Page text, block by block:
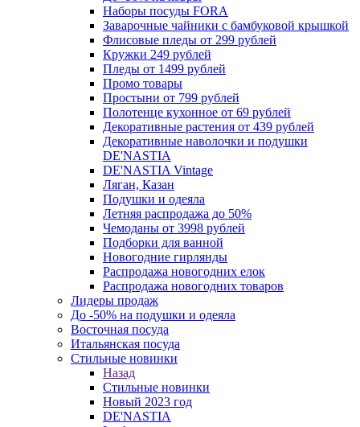
Наборы посуды FORA
Заварочные чайники с бамбуковой крышкой
Флисовые пледы от 299 рублей
Кружки 249 рублей
Пледы от 1499 рублей
Промо товары
Простыни от 799 рублей
Полотенце кухонное от 69 рублей
Декоративные растения от 439 рублей
Декоративные наволочки и подушки
DE'NASTIA
DE'NASTIA Vintage
Ляган, Казан
Подушки и одеяла
Летняя распродажа до 50%
Чемоданы от 3998 рублей
Подборки для ванной
Новогодние гирлянды
Распродажа новогодних елок
Распродажа новогодних товаров
Лидеры продаж
До -50% на подушки и одеяла
Восточная посуда
Итальянская посуда
Стильные новинки
Назад
Стильные новинки
Новый 2023 год
DE'NASTIA